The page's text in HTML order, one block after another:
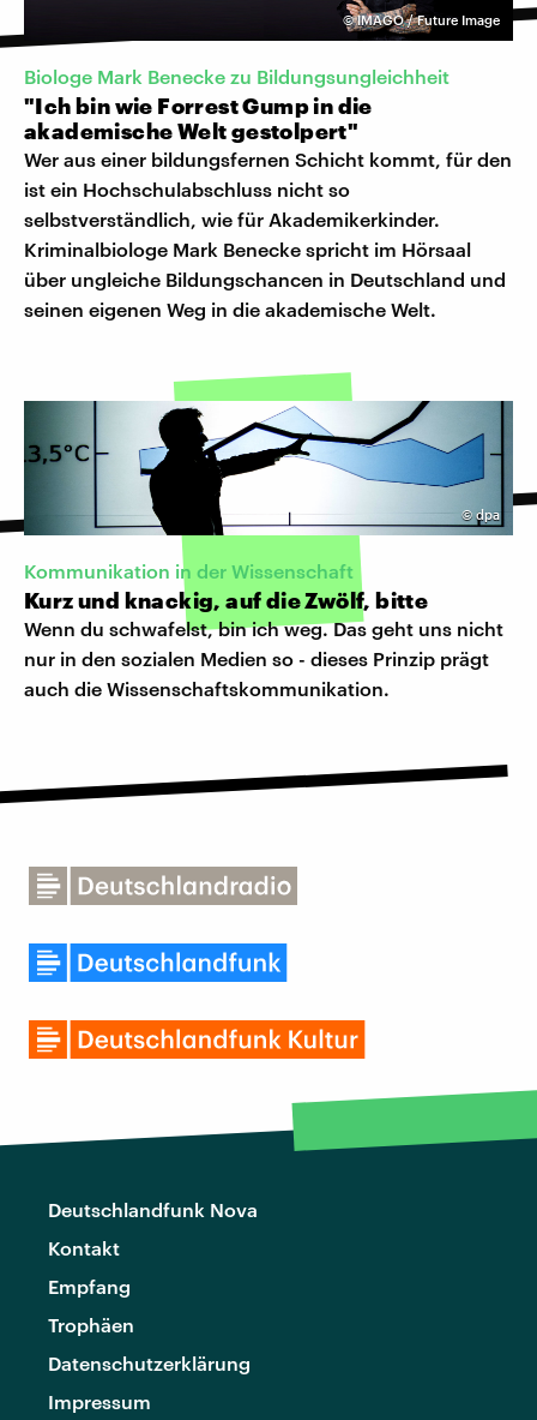
©IMAGO / Future Image
Biologe Mark Benecke zu Bildungsungleichheit
"Ich bin wie Forrest Gump in die
akademische Welt gestolpert"
Wer aus einer bildungsfernen Schicht kommt, für den
ist ein Hochschulabschluss nicht so
selbstverständlich, wie für Akademikerkinder.
Kriminalbiologe Mark Benecke spricht im Hörsaal
über ungleiche Bildungschancen in Deutschland und
seinen eigenen Weg in die akademische Welt.
© dpa
Kommunikation in der Wissenschaft
Kurz und knackig, auf die Zwölf, bitte
Wenn du schwafelst, bin ich weg. Das geht uns nicht
nur in den sozialen Medien so - dieses Prinzip prägt
auch die Wissenschaftskommunikation.
Deutschlandfunk Nova
Kontakt
Empfang
Trophäen
Datenschutzerklärung
Impressum